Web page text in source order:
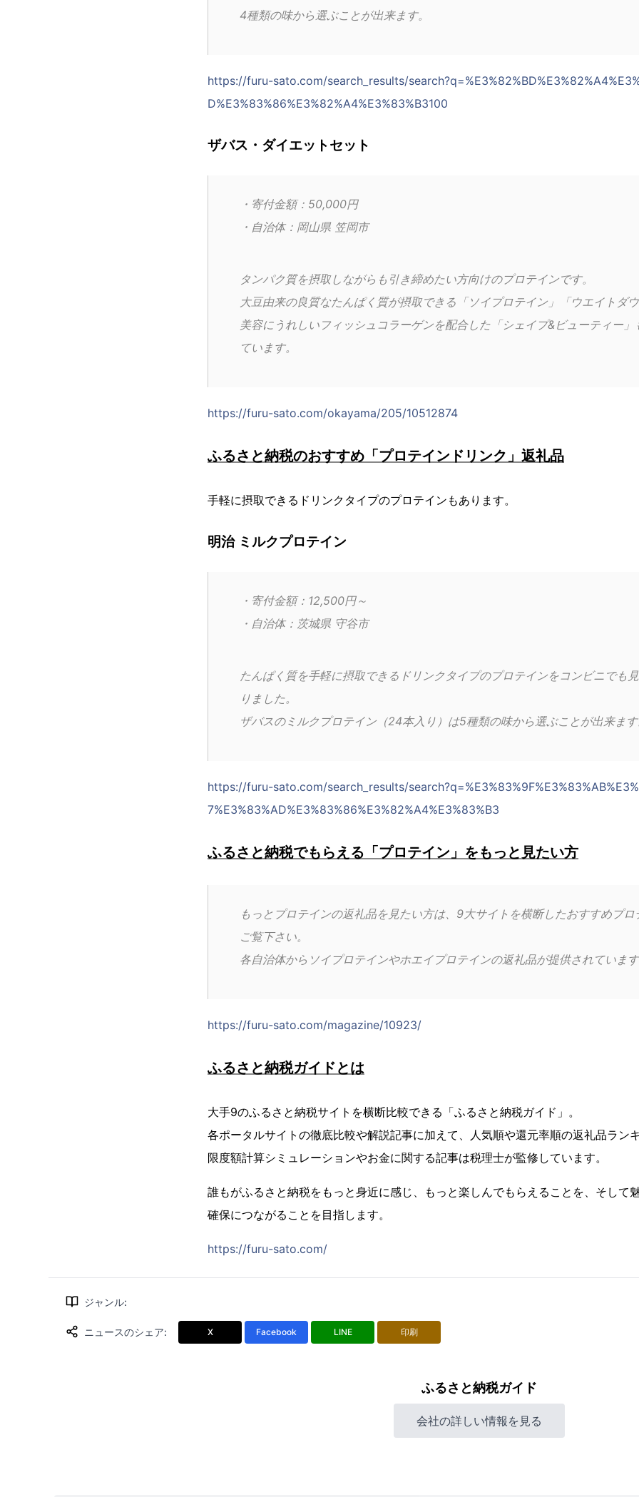
4種類の味から選ぶことが出来ます。
https://furu-sato.com/search_results/
D%E3%83%86%E3%82%A4%E3%83%B3100
ザバス・ダイエットセット
・寄付金額：50,000円
・自治体：岡山県 笠岡市
タンパク質を摂取しながらも引き締めたい方向けのプロテインです。
大豆由来の良質なたんぱく質が摂取できる「ソイプロテイン」「ウエイトダウ
美容にうれしいフィッシュコラーゲンを配合した「シェイプ&ビューティー」
ています。
https://furu-sato.com/okayama/205/10512874
ふるさと納税のおすすめ「プロテインドリンク」返礼品
手軽に摂取できるドリンクタイプのプロテインもあります。
明治 ミルクプロテイン
・寄付金額：12,500円～
・自治体：茨城県 守谷市
たんぱく質を手軽に摂取できるドリンクタイプのプロテインをコンビニでも
りました。
ザバスのミルクプロテイン（24本入り）は5種類の味から選ぶことが出来ます
https://furu-sato.com/search_results/
7%E3%83%AD%E3%83%86%E3%82%A4%E3%83%B3
ふるさと納税でもらえる「プロテイン」をもっと見たい方
もっとプロテインの返礼品を見たい方は、9大サイトを横断したおすすめプ
ご覧下さい。
各自治体からソイプロテインやホエイプロテインの返礼品が提供されています
https://furu-sato.com/magazine/10923/
ふるさと納税ガイドとは
大手9のふるさと納税サイトを横断比較できる「ふるさと納税ガイド」。
各ポータルサイトの徹底比較や解説記事に加えて、人気順や還元率順の返礼品ラン
限度額計算シミュレーションやお金に関する記事は税理士が監修しています。
誰もがふるさと納税をもっと身近に感じ、もっと楽しんでもらえることを、そして
確保につながることを目指します。
https://furu-sato.com/
ジャンル:
ニュースのシェア: X Facebook LINE 印刷
ふるさと納税ガイド
会社の詳しい情報を見る